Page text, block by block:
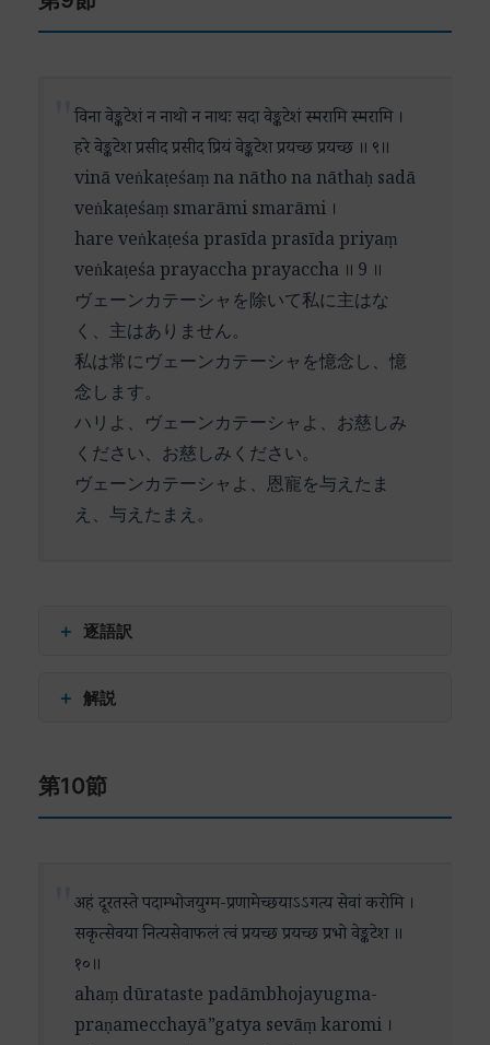
その普遍的な意義を浮き彫りにしているといえま
す。
これらの象徴的理解が単なる知的な理解に留まら
ず、深い帰依の感情へと結実していることを示し
ています。それは、知性と信愛の完全な調和を体
現する瞬間といえるでしょう。
अपहाय (apahāya) – 〜を除いて
रघूद्वहम् (raghūdvaham) – ラグ族の旗手
अन्यम् (anyam) – 他の
न कथञ्चन (na kathañcana) – 決して〜ない
कञ्चन (kañcana) – 誰も
जातु (jātu) – いつでも
भजे (bhaje) – 私は崇拝する
れらの特質は、神としての超越性と人間的な親し
「麗しい御顔」は単なる外見的な美しさではな
く、内なる徳性の外的な現れとして理解できま
す。「真の友」という表現は、神と帰依者との関
係の本質を示唆しています。形式的な崇拝の対象
としてではなく、親密な心の絆で結ばれた存在と
して神を描いています。
「近づき易く」という特質は、特に重要です。こ
れは、神の慈悲深さと謙虚さを表現しています。
どれほど偉大な存在であっても、誠実な求道者に
は常に接近可能であることを示しています。
「幸福を与える」という性質は、単なる世俗的な
幸せではなく、魂の深い満足と平安をもたらす力
を指しています。
解釈できます。これは、慈悲深さと断固とした正
の積極的な献身として理解すべきでしょう。
この詩節は、神の完全性を讃えながらも、その親
しみやすさと慈悲深さを強調することで、形而上
学的な崇高さと人格的な親密さの理想的な統合を
示しています。
विना वेङ्कटेशं न नाथो न नाथः सदा वेङ्कटेशं स्मरामि स्मरामि ।
हरे वेङ्कटेश प्रसीद प्रसीद प्रियं वेङ्कटेश प्रयच्छ प्रयच्छ ॥ ९॥
vinā veṅkaṭeśaṃ na nātho na nāthaḥ sadā
veṅkaṭeśaṃ smarāmi smarāmi ।
hare veṅkaṭeśa prasīda prasīda priyaṃ
veṅkaṭeśa prayaccha prayaccha ॥ 9 ॥
ヴェーンカテーシャを除いて私に主はな
く、主はありません。
私は常にヴェーンカテーシャを憶念し、憶
念します。
ハリよ、ヴェーンカテーシャよ、お慈しみ
ください、お慈しみください。
ヴェーンカテーシャよ、恩寵を与えたま
え、与えたまえ。
＋ 逐語訳
विना (vinā) – 〜を除いて
はない
हरे (hare) – ハリ（ヴィシュヌ神）よ
प्रसीद प्रसीद (prasīda prasīda) – お慈しみください
（重複）
प्रियं (priyaṃ) – 恩寵を
प्रयच्छ प्रयच्छ (prayaccha prayaccha) – 与えたまえ
＋ 解説
ています。特徴的なのは、重要な語句を繰り返す
ことで、感情の強さと切迫感を表現している点で
「主はなく、主はない」という二重否定は、ヴェ
ーンカテーシャへの排他的な帰依を強調していま
す。これは前節までの流れを受け、様々な神的顕
現（ラーマ、クリシュナ）を讃えた後に、最終的
にはヴェーンカテーシャという一つの形態に焦点
第10節
अहं दूरतस्ते पदाम्भोजयुग्म-प्रणामेच्छयाऽऽगत्य सेवां करोमि ।
सकृत्सेवया नित्यसेवाफलं त्वं प्रयच्छ प्रयच्छ प्रभो वेङ्कटेश ॥
१०॥
ahaṃ dūrataste padāmbhojayugma-
praṇamecchayā”gatya sevāṃ karomi ।